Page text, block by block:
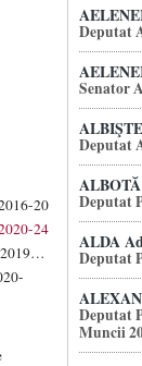
20
24
Guvernul Orban 2019-20
Deputat
Senator
Deputat
Deputat
ALDA
Deputat
Deputat
Muncii